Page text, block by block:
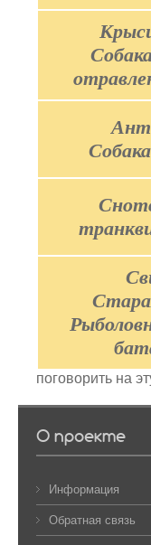
поговорить на
О проекте
Информация
Обратная связь